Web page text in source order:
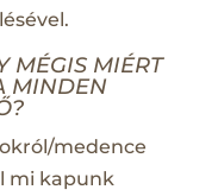
MÉGIS MIÉRT
MINDEN
medence
mi kapunk